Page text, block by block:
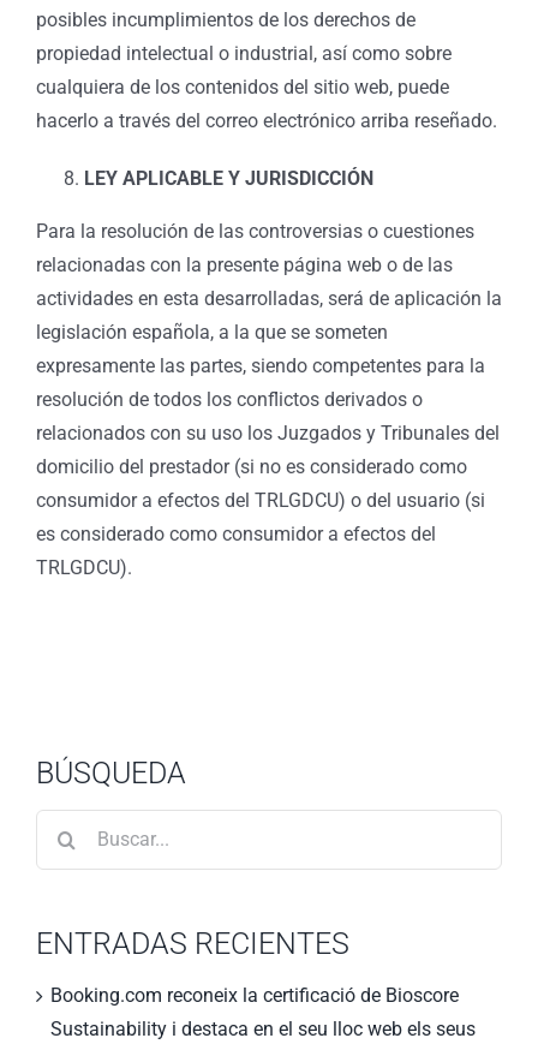
posibles incumplimientos de los derechos de
propiedad intelectual o industrial, así como sobre
cualquiera de los contenidos del sitio web, puede
hacerlo a través del correo electrónico arriba reseñado.
LEY APLICABLE Y JURISDICCIÓN
Para la resolución de las controversias o cuestiones
relacionadas con la presente página web o de las
actividades en esta desarrolladas, será de aplicación la
legislación española, a la que se someten
expresamente las partes, siendo competentes para la
resolución de todos los conflictos derivados o
relacionados con su uso los Juzgados y Tribunales del
domicilio del prestador (si no es considerado como
consumidor a efectos del TRLGDCU) o del usuario (si
es considerado como consumidor a efectos del
TRLGDCU).
BÚSQUEDA
ENTRADAS RECIENTES
Booking.com reconeix la certificació de Bioscore
Sustainability i destaca en el seu lloc web els seus